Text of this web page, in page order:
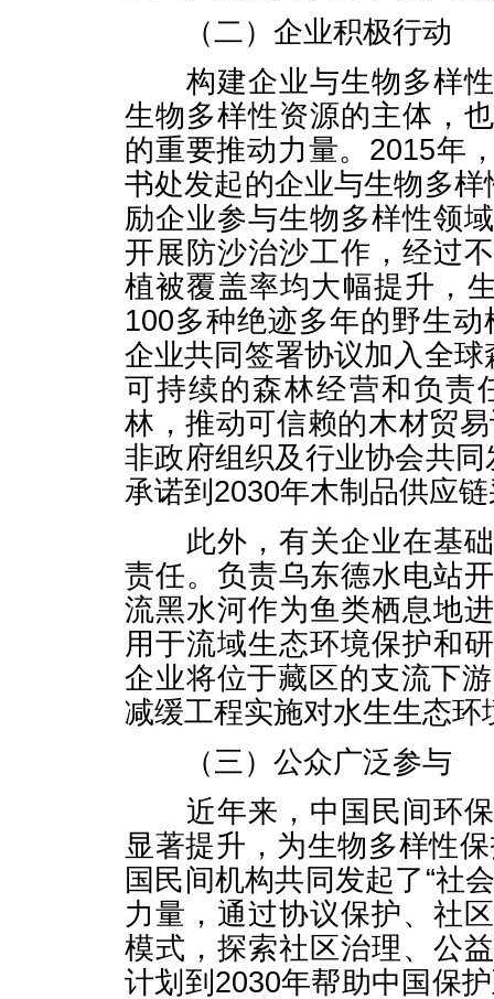
（二）企业积极行动
构建企业与生物多样性
生物多样性资源的主体，
的重要推动力量。2015年
书处发起的企业与生物多
励企业参与生物多样性领
开展防沙治沙工作，经过
植被覆盖率均大幅提升，
100多种绝迹多年的野生
企业共同签署协议加入全
可持续的森林经营和负责
林，推动可信赖的木材贸
非政府组织及行业协会共同
承诺到2030年木制品供应
此外，有关企业在基础
责任。负责乌东德水电站
流黑水河作为鱼类栖息地
用于流域生态环境保护和
企业将位于藏区的支流下
减缓工程实施对水生生态环
（三）公众广泛参与
近年来，中国民间环保
显著提升，为生物多样性
国民间机构共同发起了“社
力量，通过协议保护、社
模式，探索社区治理、公
计划到2030年帮助中国保